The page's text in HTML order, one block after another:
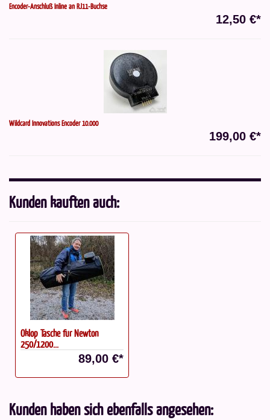
Encoder-Anschluß Inline an RJ11-Buchse
12,50 €*
Wildcard Innovations Encoder 10.000
199,00 €*
Kunden kauften auch:
Oklop Tasche für Newton
250/1200...
89,00 €*
Kunden haben sich ebenfalls angesehen: